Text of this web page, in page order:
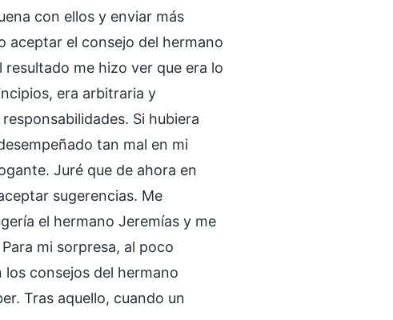
con ellos y enviar más
aceptar el consejo del hermano
me hizo ver que era lo
era arbitraria y
Si hubiera
tan mal en mi
Juré que de ahora en
sugerencias. Me
el hermano Jeremías y me
mi sorpresa, al poco
consejos del hermano
Tras aquello, cuando un